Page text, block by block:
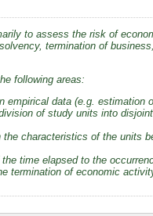
to assess the risk of
termination of business,
following areas:
empirical data (e.g. estimation
of study units into disjoint
characteristics of the units
time elapsed to the
termination of economic